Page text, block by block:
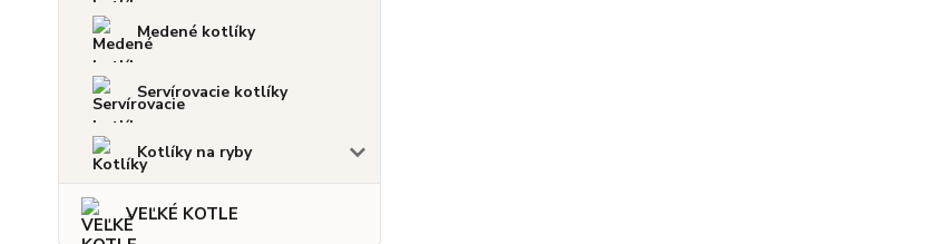
Medené kotlíky
Servírovacie kotlíky
Kotlíky na ryby
VEĽKÉ KOTLE